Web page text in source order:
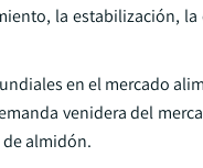
la estabilización,
en el mercado
venidera del
almidón.